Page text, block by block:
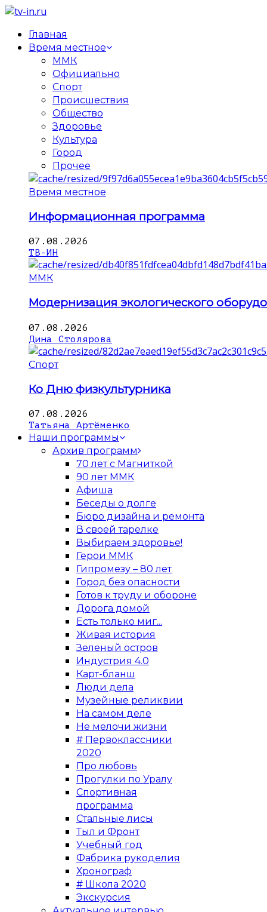
Главная
Время местное
ММК
Официально
Спорт
Происшествия
Общество
Здоровье
Культура
Город
Прочее
Время местное
Информационная программа
07.08.2026
ТВ-ИН
ММК
Модернизация экологического
07.08.2026
Дина Столярова
Спорт
Ко Дню физкультурника
07.08.2026
Татьяна Артёменко
Наши программы
Архив программ
70 лет с Магниткой
90 лет ММК
Афиша
Беседы о долге
Бюро дизайна и ремонта
В своей тарелке
Выбираем здоровье!
Герои ММК
Гипромезу – 80 лет
Город без опасности
Готов к труду и обороне
Дорога домой
Есть только миг...
Живая история
Зеленый остров
Индустрия 4.0
Карт-бланш
Люди дела
Музейные реликвии
На самом деле
Не мелочи жизни
# Первоклассники
2020
Про любовь
Прогулки по Уралу
Спортивная
программа
Стальные лисы
Тыл и Фронт
Учебный год
Фабрика рукоделия
Хронограф
# Школа 2020
Экскурсия